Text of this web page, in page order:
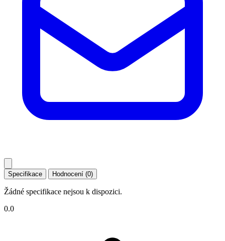
Specifikace Hodnocení (0)
Žádné specifikace nejsou k dispozici.
0.0